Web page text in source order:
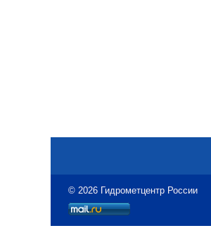
© 2026 Гидрометцентр России